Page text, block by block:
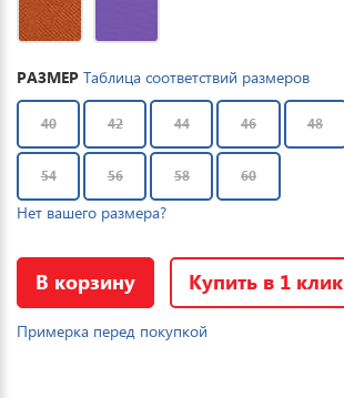
РАЗМЕР Таблица соответствий размеров
40 42 44 46 48
54 56 58 60
Нет вашего размера?
В корзину Купить в 1 клик
Примерка перед покупкой